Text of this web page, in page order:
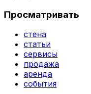
Просматривать
стена
статьи
сервисы
продажа
аренда
события